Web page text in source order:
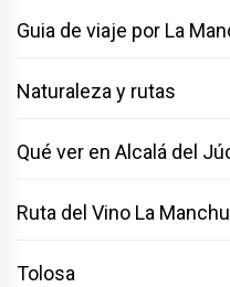
Guia de viaje por La
Naturaleza y rutas
Qué ver en Alcalá del
Ruta del Vino La
Tolosa